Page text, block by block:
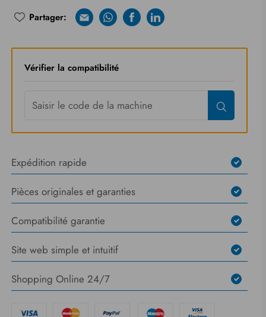
Partager: E-mailWhatsapp
FacebookLinkedin
Vérifier la compatibilité
Expédition rapide
Pièces originales et garanties
Compatibilité garantie
Site web simple et intuitif
Shopping Online 24/7